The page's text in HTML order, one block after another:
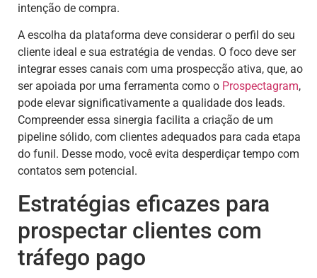
intenção de compra.
A escolha da plataforma deve considerar o perfil do seu
cliente ideal e sua estratégia de vendas. O foco deve ser
integrar esses canais com uma prospecção ativa, que, ao
ser apoiada por uma ferramenta como o Prospectagram,
pode elevar significativamente a qualidade dos leads.
Compreender essa sinergia facilita a criação de um
pipeline sólido, com clientes adequados para cada etapa
do funil. Desse modo, você evita desperdiçar tempo com
contatos sem potencial.
Estratégias eficazes para
prospectar clientes com
tráfego pago